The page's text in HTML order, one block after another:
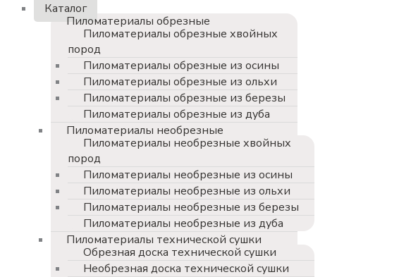
Каталог
Пиломатериалы обрезные
Пиломатериалы обрезные хвойных
пород
Пиломатериалы обрезные из осины
Пиломатериалы обрезные из ольхи
Пиломатериалы обрезные из березы
Пиломатериалы обрезные из дуба
Пиломатериалы необрезные
Пиломатериалы необрезные хвойных
пород
Пиломатериалы необрезные из осины
Пиломатериалы необрезные из ольхи
Пиломатериалы необрезные из березы
Пиломатериалы необрезные из дуба
Пиломатериалы технической сушки
Обрезная доска технической сушки
Необрезная доска технической сушки